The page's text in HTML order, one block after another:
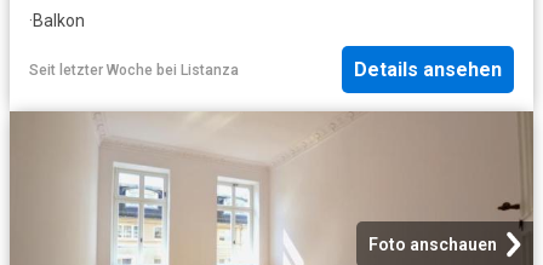
·Balkon
Seit letzter Woche bei Listanza Details ansehen
Foto anschauen